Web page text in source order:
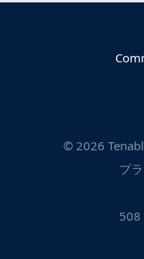
© 2026
プ
508